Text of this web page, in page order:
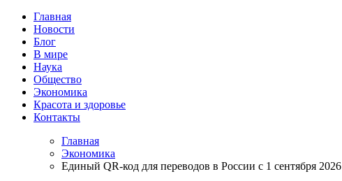
Главная
Новости
Блог
В мире
Наука
Общество
Экономика
Красота и здоровье
Контакты
Главная
Экономика
Единый QR-код для переводов в России с 1 сентября 2026